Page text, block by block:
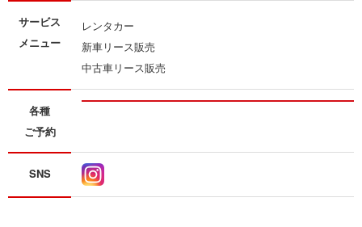
サービス
メニュー
レンタカー
新車リース販売
中古車リース販売
各種
ご予約
SNS